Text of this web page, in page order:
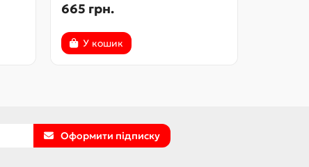
665 грн.
У кошик
Оформити підписку